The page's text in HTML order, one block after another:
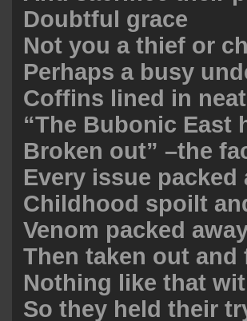
Doubtful grace
Not you a thief or
Perhaps a busy
Coffins lined in
“The Bubonic East
Broken out” –the
Every issue packed
Childhood spoilt
Venom packed
Then taken out and
Nothing like that
So they held their